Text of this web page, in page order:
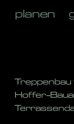
Hoffer-